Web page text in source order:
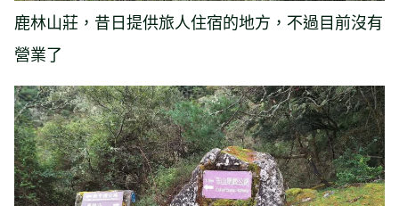
鹿林山莊，昔日提供旅人住宿的地方，不過目前沒有
營業了